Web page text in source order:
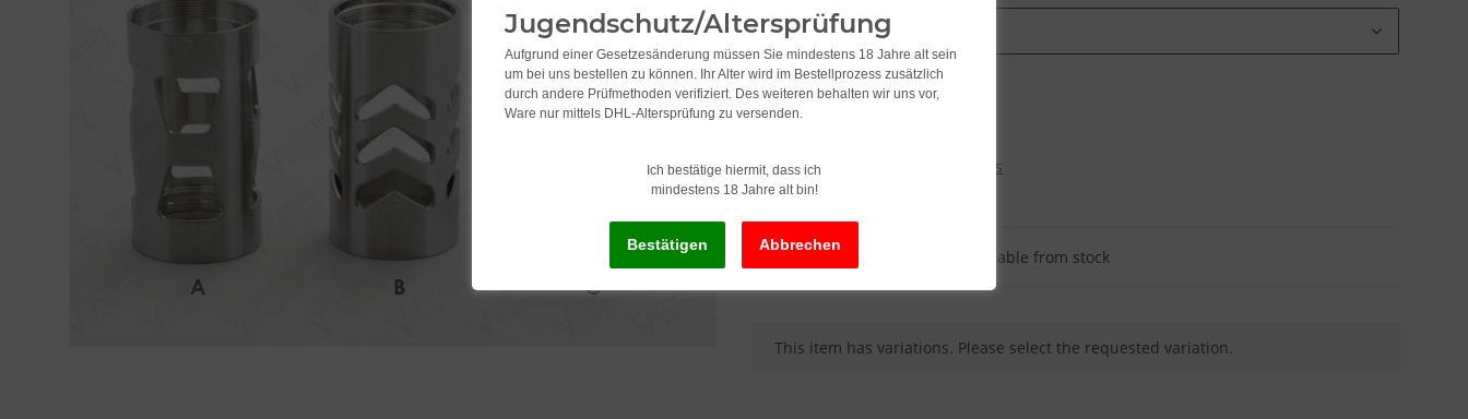
Please select a variation.
5,95
incl. 19% VAT , plus
shipping costs
Old price: 9,95
Delivery status: Immediately available from stock
x
This item has variations. Please select the requested variation.
Jugendschutz/Altersprüfung
Aufgrund einer Gesetzesänderung müssen Sie mindestens 18 Jahre alt sein
um bei uns bestellen zu können. Ihr Alter wird im Bestellprozess zusätzlich
durch andere Prüfmethoden verifiziert. Des weiteren behalten wir uns vor,
Ware nur mittels DHL-Altersprüfung zu versenden.
Ich bestätige hiermit, dass ich
mindestens 18 Jahre alt bin!